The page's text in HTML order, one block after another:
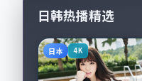
日韩热播精选
日本 4K